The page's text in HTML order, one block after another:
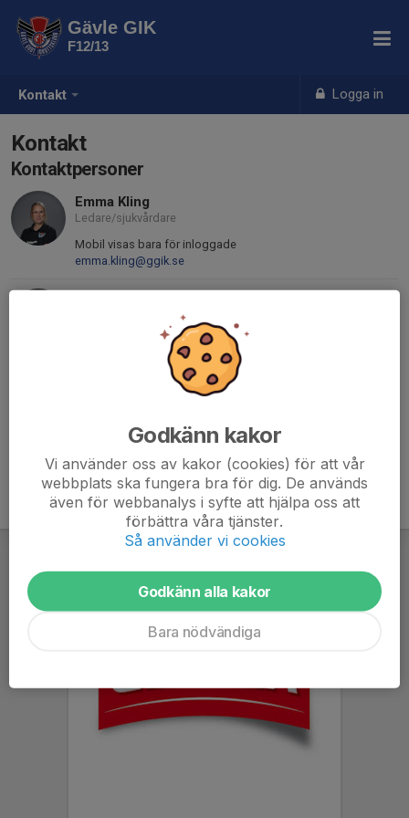
Kontakt Logga in
Gävle GIK
F12/13
Kontakt
Kontaktpersoner
Emma Kling
Ledare/sjukvårdare
Mobil visas bara för inloggade
emma.kling@ggik.se
Ledare/Tränare/Kassör
johan.kling@ggik.se
Godkänn kakor
Vi använder oss av kakor (cookies) för att vår
webbplats ska fungera bra för dig. De används
även för webbanalys i syfte att hjälpa oss att
förbättra våra tjänster.
Så använder vi cookies
Godkänn alla kakor
Bara nödvändiga